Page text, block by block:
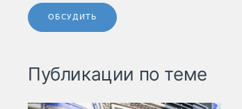
ОБСУДИТЬ
Публикации по теме